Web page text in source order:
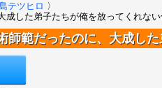
テツヒロ 〉
成した弟子たちが俺を放ってくれない
範だったのに、大成し